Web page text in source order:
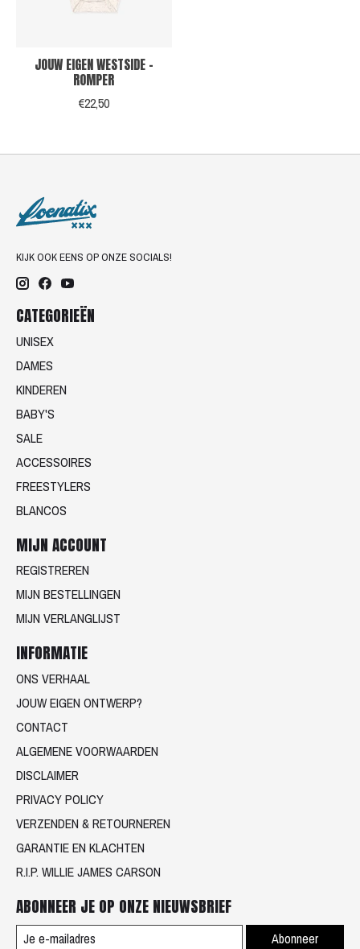
JOUW EIGEN WESTSIDE -
ROMPER
€22,50
KIJK OOK EENS OP ONZE SOCIALS!
CATEGORIEËN
UNISEX
DAMES
KINDEREN
BABY'S
SALE
ACCESSOIRES
FREESTYLERS
BLANCOS
MIJN ACCOUNT
REGISTREREN
MIJN BESTELLINGEN
MIJN VERLANGLIJST
INFORMATIE
ONS VERHAAL
JOUW EIGEN ONTWERP?
CONTACT
ALGEMENE VOORWAARDEN
DISCLAIMER
PRIVACY POLICY
VERZENDEN & RETOURNEREN
GARANTIE EN KLACHTEN
R.I.P. WILLIE JAMES CARSON
ABONNEER JE OP ONZE NIEUWSBRIEF
Abonneer